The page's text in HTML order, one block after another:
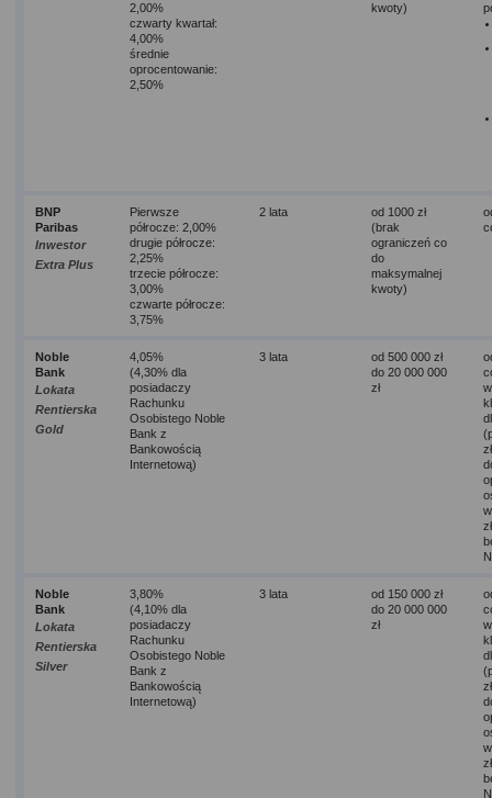
2,00%
czwarty kwartał:
4,00%
średnie
oprocentowanie:
2,50%
kwoty)
BNP
Paribas
Inwestor
Extra Plus
Pierwsze
półrocze: 2,00%
drugie półrocze:
2,25%
trzecie półrocze:
3,00%
czwarte półrocze:
3,75%
2 lata
od 1000 zł
(brak
ograniczeń co
do
maksymalnej
kwoty)
Noble
Bank
Lokata
Rentierska
Gold
4,05%
(4,30% dla
posiadaczy
Rachunku
Osobistego Noble
Bank z
Bankowością
Internetową)
3 lata
od 500 000 zł
do 20 000 000
zł
Noble
Bank
Lokata
Rentierska
Silver
3,80%
(4,10% dla
posiadaczy
Rachunku
Osobistego Noble
Bank z
Bankowością
Internetową)
3 lata
od 150 000 zł
do 20 000 000
zł